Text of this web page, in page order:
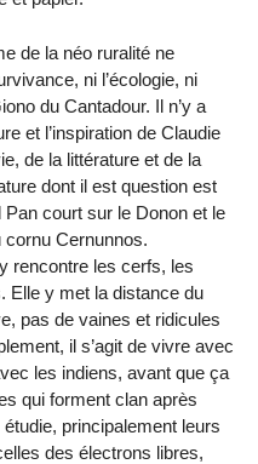
de la néo ruralité ne
ni l’écologie, ni
du Cantadour. Il n’y a
et l’inspiration de Claudie
de la littérature et de la
dont il est question est
court sur le Donon et le
Cernunnos.
rencontre les cerfs, les
Elle y met la distance du
pas de vaines et ridicules
il s’agit de vivre avec
les indiens, avant que ça
qui forment clan après
principalement leurs
des électrons libres,